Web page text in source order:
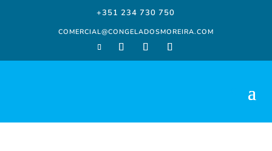
+351 234 730 750
COMERCIAL@CONGELADOSMOREIRA.COM